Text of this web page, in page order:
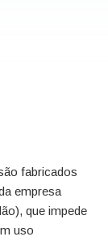
fabricados
empresa
que impede
uso